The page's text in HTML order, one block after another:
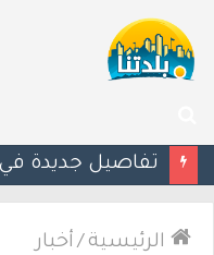
عن
الرئيسية / أخبار